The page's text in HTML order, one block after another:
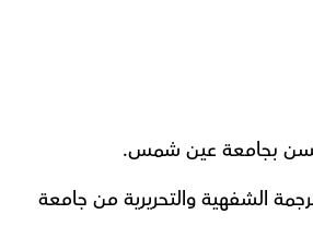
بجامعة عين شمس.